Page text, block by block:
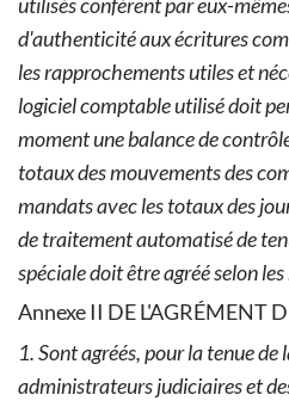
d'authenticité aux écritures
les rapprochements utiles et
logiciel comptable utilisé doit
moment une balance de
totaux des mouvements des
mandats avec les totaux des
de traitement automatisé de
spéciale doit être agréé selon
Annexe II DE L'AGRÉMENT
1. Sont agréés, pour la tenue
administrateurs judiciaires et